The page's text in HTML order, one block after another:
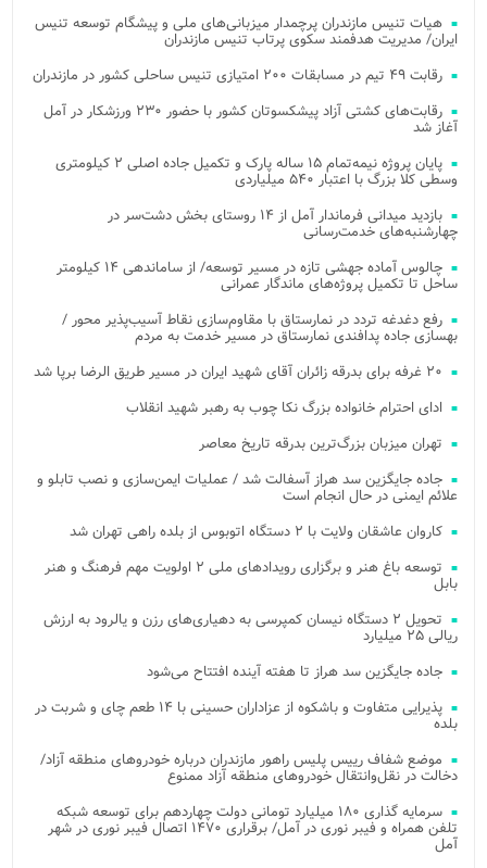
هیات تنیس مازندران پرچمدار میزبانی‌های ملی و پیشگام توسعه تنیس
ایران/ مدیریت هدفمند سکوی پرتاب تنیس مازندران
رقابت ۴۹ تیم در مسابقات ۲۰۰ امتیازی تنیس ساحلی کشور در مازندران
رقابت‌های کشتی آزاد پیشکسوتان کشور با حضور ۲۳۰ ورزشکار در آمل
آغاز شد
پایان پروژه نیمه‌تمام ۱۵ ساله پارک و تکمیل جاده اصلی ۲ کیلومتری
وسطی کلا بزرگ با اعتبار ۵۴۰ میلیاردی
بازدید میدانی فرماندار آمل از ۱۴ روستای بخش دشت‌سر در
چهارشنبه‌های خدمت‌رسانی
چالوس آماده جهشی تازه در مسیر توسعه/ از ساماندهی ۱۴ کیلومتر
ساحل تا تکمیل پروژه‌های ماندگار عمرانی
رفع دغدغه تردد در نمارستاق با مقاوم‌سازی نقاط آسیب‌پذیر محور /
بهسازی جاده پدافندی نمارستاق در مسیر خدمت به مردم
۲۰ غرفه برای بدرقه زائران آقای شهید ایران در مسیر طریق الرضا برپا شد
ادای احترام خانواده بزرگ نکا چوب به رهبر شهید انقلاب
تهران میزبان بزرگ‌ترین بدرقه تاریخ معاصر
جاده جایگزین سد هراز آسفالت شد / عملیات ایمن‌سازی و نصب تابلو و
علائم ایمنی در حال انجام است
کاروان عاشقان ولایت با ۲ دستگاه اتوبوس از بلده راهی تهران شد
توسعه باغ هنر و برگزاری رویدادهای ملی ۲ اولویت مهم فرهنگ و هنر
بابل
تحویل ۲ دستگاه نیسان کمپرسی به دهیاری‌های رزن و یالرود به ارزش
ریالی ۲۵ میلیارد
جاده جایگزین سد هراز تا هفته آینده افتتاح می‌شود
پذیرایی متفاوت و باشکوه از عزاداران حسینی با ۱۴ طعم چای و شربت در
بلده
موضع شفاف رییس پلیس راهور مازندران درباره خودروهای منطقه آزاد/
دخالت در نقل‌وانتقال خودروهای منطقه آزاد ممنوع
سرمایه گذاری ۱۸۰ میلیارد تومانی دولت چهاردهم برای توسعه شبکه
تلفن همراه و فیبر نوری در آمل/ برقراری ۱۴۷۰ اتصال فیبر نوری در شهر
آمل